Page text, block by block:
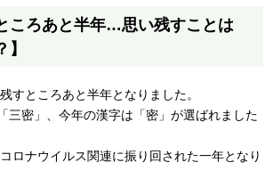
ころあと半年…思い残すことは
すところあと半年となりました。
三密」、今年の漢字は「密」が選ばれました
ロナウイルス関連に振り回された一年となり